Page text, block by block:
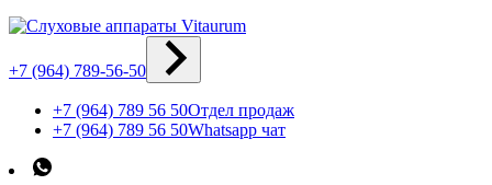
+7 (964) 789-56-50
+7 (964) 789 56 50Отдел продаж
+7 (964) 789 56 50Whatsapp чат